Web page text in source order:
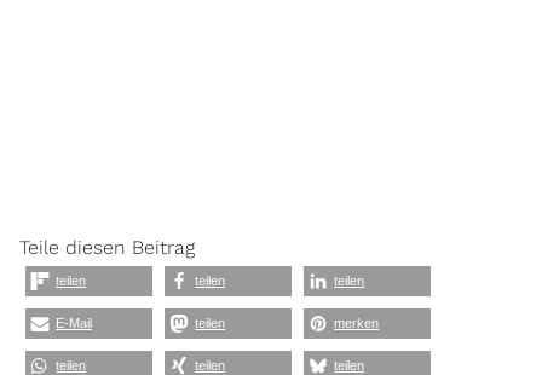
Teile diesen Beitrag
teilen teilen teilen
E-Mail teilen merken
teilen teilen teilen